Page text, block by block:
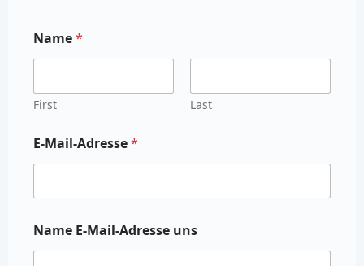
Name*
First Last
E-Mail-Adresse*
Name E-Mail-Adresse uns